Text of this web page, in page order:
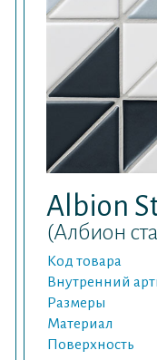
Albion
(Албион
Код товара
Внутренний
Размеры
Материал
Поверхность